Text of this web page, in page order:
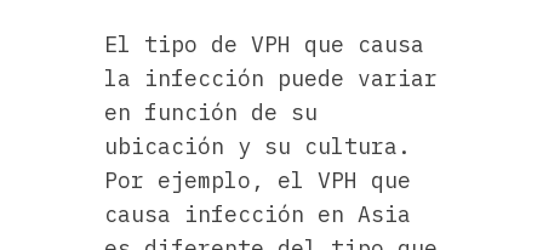
El tipo de VPH que causa
la infección puede variar
en función de su
ubicación y su cultura.
Por ejemplo, el VPH que
causa infección en Asia